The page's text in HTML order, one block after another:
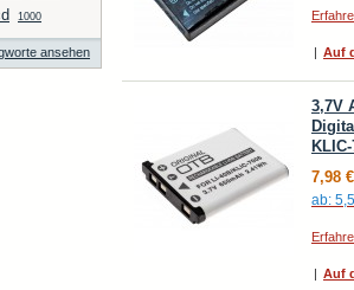
| Auf
3,7V
7,98 €
ab:
| Auf
1000
ansehen